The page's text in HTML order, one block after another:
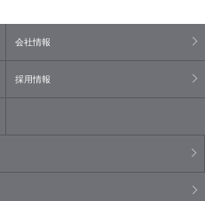
会社情報
採用情報